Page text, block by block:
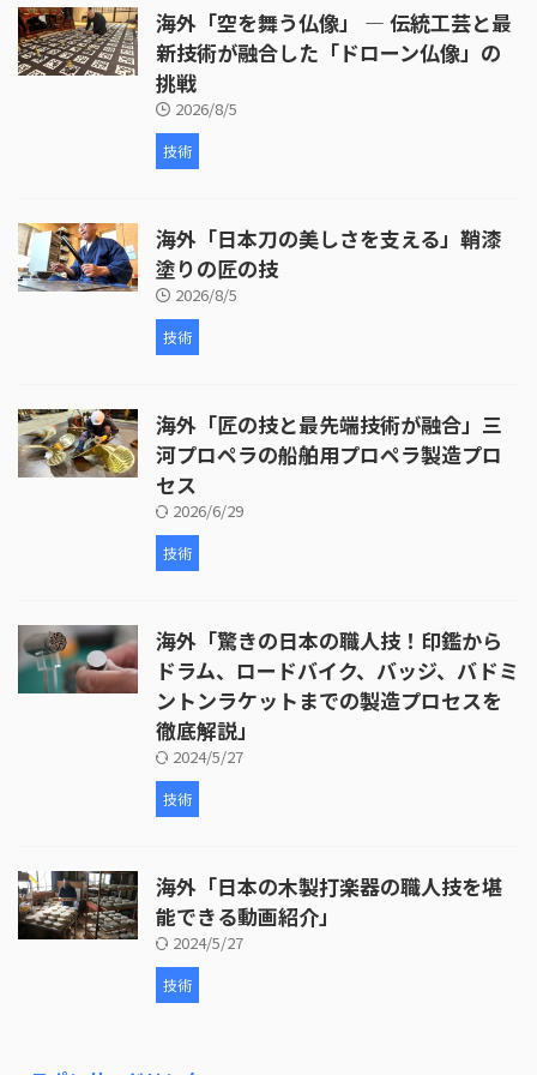
海外「空を舞う仏像」 ― 伝統工芸と最
新技術が融合した「ドローン仏像」の
挑戦
2026/8/5
技術
海外「日本刀の美しさを支える」鞘漆
塗りの匠の技
2026/8/5
技術
海外「匠の技と最先端技術が融合」三
河プロペラの船舶用プロペラ製造プロ
セス
2026/6/29
技術
海外「驚きの日本の職人技！印鑑から
ドラム、ロードバイク、バッジ、バドミ
ントンラケットまでの製造プロセスを
徹底解説」
2024/5/27
技術
海外「日本の木製打楽器の職人技を堪
能できる動画紹介」
2024/5/27
技術